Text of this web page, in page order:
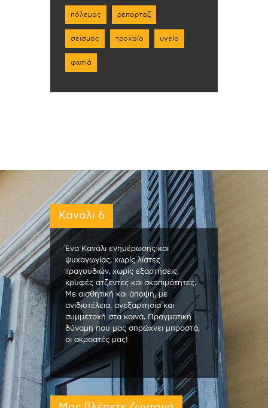
πόλεμος ρεπορτάζ
σεισμός τροχαίο υγεία
φωτιά
Κανάλι 6
Ένα Κανάλι ενημέρωσης και
ψυχαγωγίας, χωρίς λίστες
τραγουδιών, χωρίς εξαρτήσεις,
κρυφές ατζέντες και σκοπιμότητες.
Με αισθητική και άποψη, με
ανιδιοτέλεια, ανεξαρτησία και
συμμετοχή στα κοινά. Πραγματική
δύναμη που μας σπρώχνει μπροστά,
οι ακροατές μας!